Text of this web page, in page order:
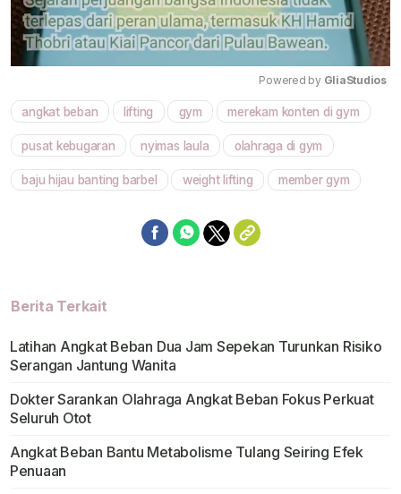
Mute
Powered by GliaStudios
angkat beban lifting gym merekam konten di gym
pusat kebugaran nyimas laula olahraga di gym
baju hijau banting barbel weight lifting member gym
Berita Terkait
Latihan Angkat Beban Dua Jam Sepekan Turunkan Risiko
Serangan Jantung Wanita
Dokter Sarankan Olahraga Angkat Beban Fokus Perkuat
Seluruh Otot
Angkat Beban Bantu Metabolisme Tulang Seiring Efek
Penuaan